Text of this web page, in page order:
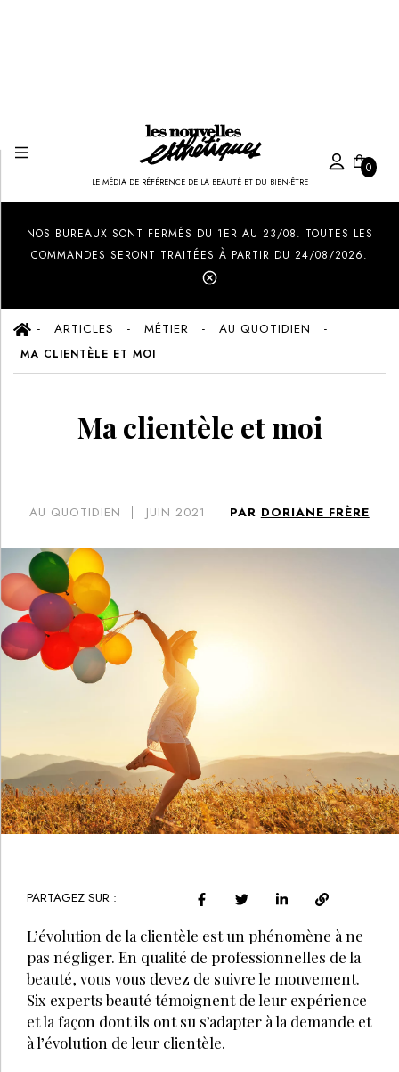
LE MÉDIA DE RÉFÉRENCE DE LA BEAUTÉ ET DU BIEN-ÊTRE
0
NOS BUREAUX SONT FERMÉS DU 1ER AU 23/08. TOUTES LES
COMMANDES SERONT TRAITÉES À PARTIR DU 24/08/2026.
ARTICLES MÉTIER AU QUOTIDIEN
MA CLIENTÈLE ET MOI
Ma clientèle et moi
AU QUOTIDIEN JUIN 2021 PAR DORIANE FRÈRE
PARTAGEZ SUR :
L’évolution de la clientèle est un phénomène à ne
pas négliger. En qualité de professionnelles de la
beauté, vous vous devez de suivre le mouvement.
Six experts beauté témoignent de leur expérience
et la façon dont ils ont su s’adapter à la demande et
à l’évolution de leur clientèle.